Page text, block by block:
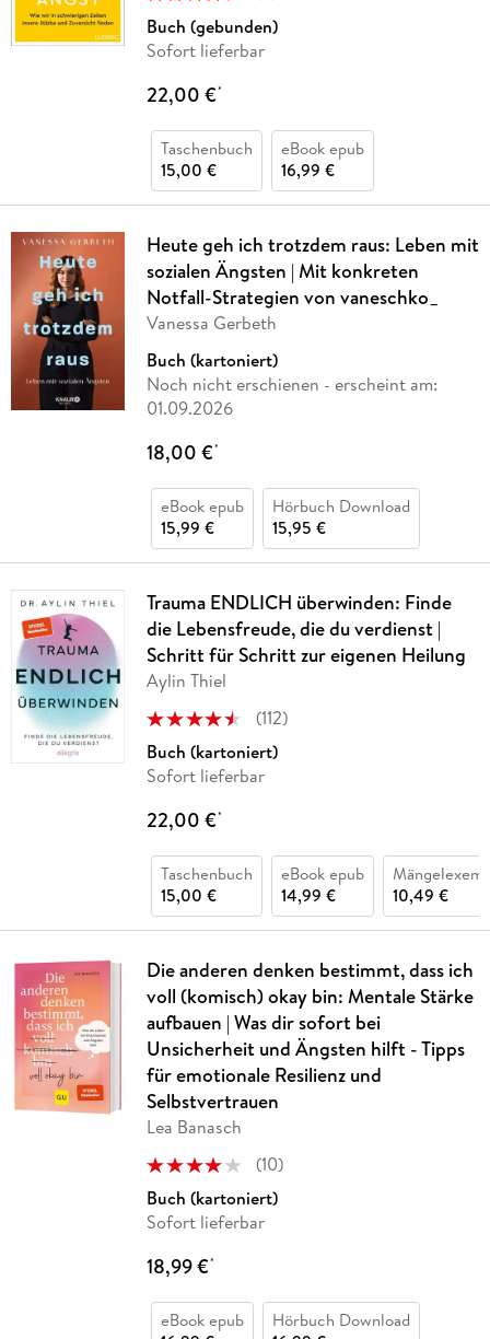
Buch (gebunden)
Sofort lieferbar
22,00 €*
Taschenbuch
15,00 €
eBook epub
16,99 €
Heute geh ich trotzdem raus: Leben mit
sozialen Ängsten | Mit konkreten
Notfall-Strategien von vaneschko_
Vanessa Gerbeth
Buch (kartoniert)
Noch nicht erschienen - erscheint am:
01.09.2026
18,00 €*
eBook epub
15,99 €
Hörbuch Download
15,95 €
Trauma ENDLICH überwinden: Finde
die Lebensfreude, die du verdienst |
Schritt für Schritt zur eigenen Heilung
Aylin Thiel
(112)
Buch (kartoniert)
Sofort lieferbar
22,00 €*
Taschenbuch
15,00 €
eBook epub
14,99 €
10,49 €
Die anderen denken bestimmt, dass ich
voll (komisch) okay bin: Mentale Stärke
aufbauen | Was dir sofort bei
Unsicherheit und Ängsten hilft - Tipps
für emotionale Resilienz und
Selbstvertrauen
Lea Banasch
(10)
Buch (kartoniert)
Sofort lieferbar
18,99 €*
eBook epub
Hörbuch Download